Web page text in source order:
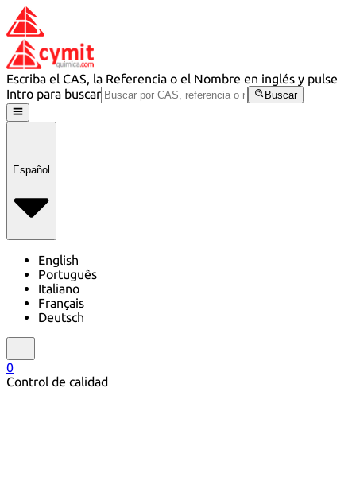
Escriba el CAS, la Referencia o el Nombre en inglés y pulse
Intro para buscar
Buscar
Español
English
Português
Italiano
Français
Deutsch
0
Control de calidad